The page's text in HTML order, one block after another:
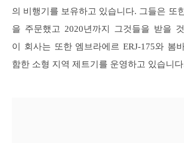
의 비행기를 보유하고 있습니다. 그들은 또
을 주문했고 2020년까지 그것들을 받을
이 회사는 또한 엠브라에르 ERJ-175와 봄
함한 소형 지역 제트기를 운영하고 있습니